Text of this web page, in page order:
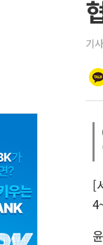
기
[